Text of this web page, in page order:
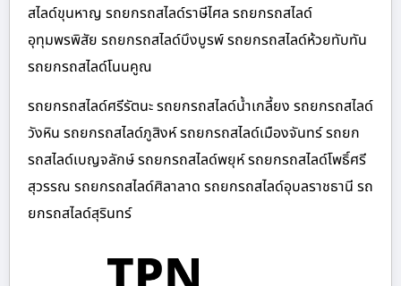
สไลด์ขุนหาญ รถยกรถสไลด์ราษีไศล รถยกรถสไลด์
อุทุมพรพิสัย รถยกรถสไลด์บึงบูรพ์ รถยกรถสไลด์ห้วยทับทัน
รถยกรถสไลด์โนนคูณ
รถยกรถสไลด์ศรีรัตนะ รถยกรถสไลด์น้ำเกลี้ยง รถยกรถสไลด์
วังหิน รถยกรถสไลด์ภูสิงห์ รถยกรถสไลด์เมืองจันทร์ รถยก
รถสไลด์เบญจลักษ์ รถยกรถสไลด์พยุห์ รถยกรถสไลด์โพธิ์ศรี
สุวรรณ รถยกรถสไลด์ศิลาลาด รถยกรถสไลด์อุบลราชธานี รถ
ยกรถสไลด์สุรินทร์